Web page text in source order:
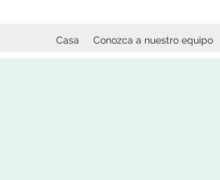
Casa Conozca a nuestro equipo